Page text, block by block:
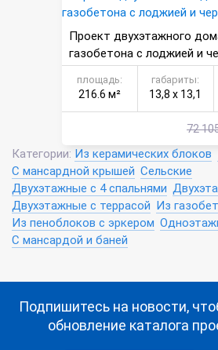
Проект двухэтажного
газобетона с лоджией и
площадь:
216.6 м²
габариты:
13,8 х 13,1
72
Категории: Из керамических блоков
С мансардной крышей Сельские
Двухэтажные с 4 спальнями
Двухэтажные с террасой Из
Из пеноблоков с эркером
С мансардой и баней
Подпишитесь на новости,
обновление каталога